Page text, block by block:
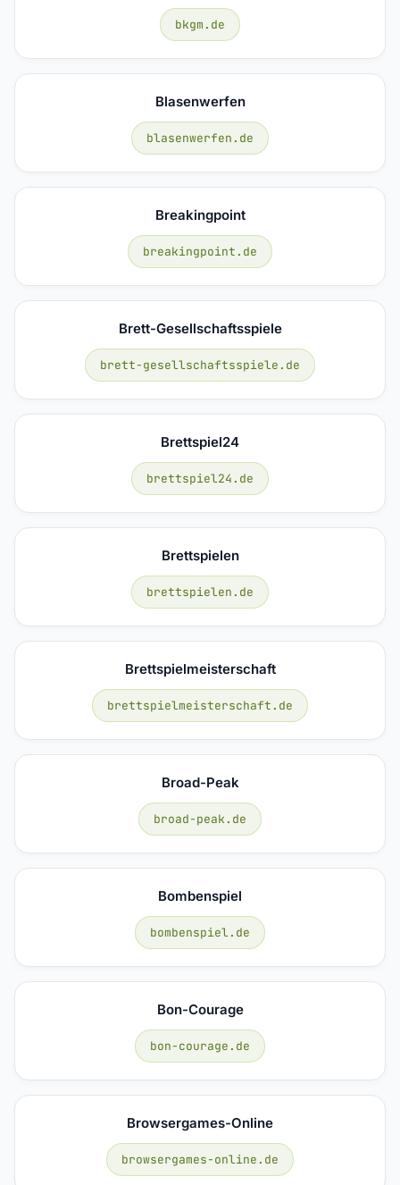
bkgm.de
Blasenwerfen
blasenwerfen.de
Breakingpoint
breakingpoint.de
Brett-Gesellschaftsspiele
brett-gesellschaftsspiele.de
Brettspiel24
brettspiel24.de
Brettspielen
brettspielen.de
Brettspielmeisterschaft
brettspielmeisterschaft.de
Broad-Peak
broad-peak.de
Bombenspiel
bombenspiel.de
Bon-Courage
bon-courage.de
Browsergames-Online
browsergames-online.de